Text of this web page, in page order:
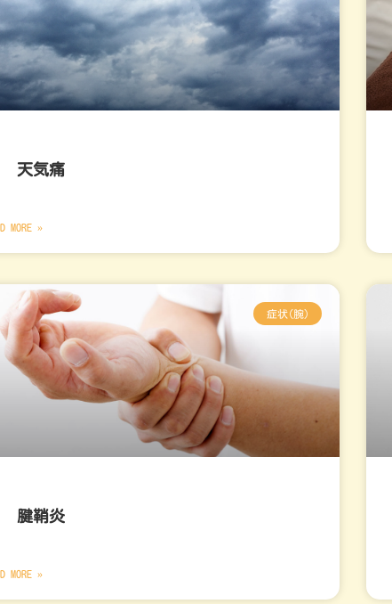
天気痛
MORE »
症状(腕)
腱鞘炎
MORE »